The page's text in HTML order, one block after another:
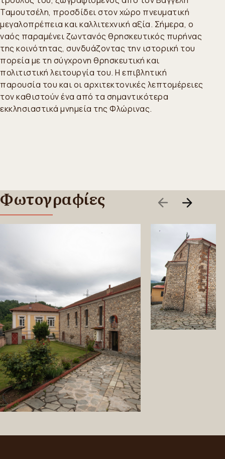
Ταμουτσέλη, προσδίδει στον χώρο πνευματική
μεγαλοπρέπεια και καλλιτεχνική αξία. Σήμερα, ο
ναός παραμένει ζωντανός θρησκευτικός πυρήνας
της κοινότητας, συνδυάζοντας την ιστορική του
πορεία με τη σύγχρονη θρησκευτική και
πολιτιστική λειτουργία του. Η επιβλητική
παρουσία του και οι αρχιτεκτονικές λεπτομέρειες
τον καθιστούν ένα από τα σημαντικότερα
εκκλησιαστικά μνημεία της Φλώρινας.
Φωτογραφίες